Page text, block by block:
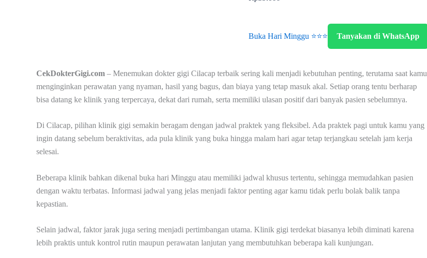
Buka Hari Minggu ⭐⭐⭐ Tanyakan di WhatsApp
CekDokterGigi.com – Menemukan dokter gigi Cilacap terbaik sering kali menjadi kebutuhan penting, terutama saat kamu
menginginkan perawatan yang nyaman, hasil yang bagus, dan biaya yang tetap masuk akal. Setiap orang tentu berharap
bisa datang ke klinik yang terpercaya, dekat dari rumah, serta memiliki ulasan positif dari banyak pasien sebelumnya.
Di Cilacap, pilihan klinik gigi semakin beragam dengan jadwal praktek yang fleksibel. Ada praktek pagi untuk kamu yang
ingin datang sebelum beraktivitas, ada pula klinik yang buka hingga malam hari agar tetap terjangkau setelah jam kerja
selesai.
Beberapa klinik bahkan dikenal buka hari Minggu atau memiliki jadwal khusus tertentu, sehingga memudahkan pasien
dengan waktu terbatas. Informasi jadwal yang jelas menjadi faktor penting agar kamu tidak perlu bolak balik tanpa
kepastian.
Selain jadwal, faktor jarak juga sering menjadi pertimbangan utama. Klinik gigi terdekat biasanya lebih diminati karena
lebih praktis untuk kontrol rutin maupun perawatan lanjutan yang membutuhkan beberapa kali kunjungan.